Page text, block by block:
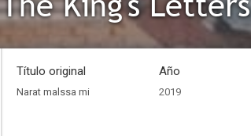
Título original
Narat malssa mi
Año
2019